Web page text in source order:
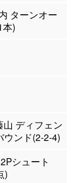
ターンオー
本)
山 ディフェン
ウンド(2-2-4)
シュート
)